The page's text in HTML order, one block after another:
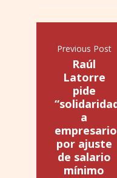
Previous Post
Raúl
Latorre
pide
a
por ajuste
de salario
mínimo